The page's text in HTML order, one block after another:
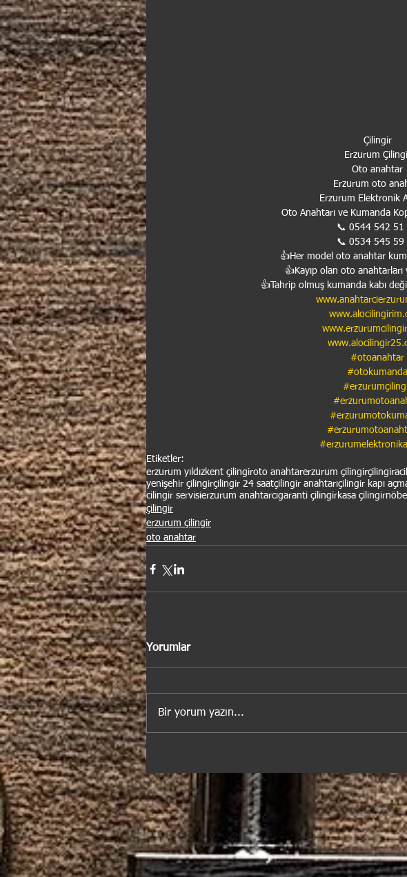
Çilingir
Erzurum
Oto anahtar
Erzurum oto
Erzurum Elektronik
Oto Anahtarı ve Kumanda
📞 0544 542 51
📞 0534 545 59
👍Her model oto anahtar
👍Kayıp olan oto
👍Tahrip olmuş kumanda kabı
#otoanahtar
#otokumanda
Etiketler:
erzurum yıldızkent çilingiroto anahtarerzurum çilingirçilingir
yenişehir çilingirçilingir 24 saatçilingir anahtarıçilingir kapı
cilingir servisierzurum anahtarcıgaranti çilingirkasa çilingir
çilingir
erzurum çilingir
oto anahtar
Yorumlar
Bir yorum yazın...